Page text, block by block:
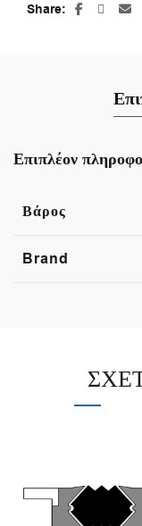
Share
Επιπλέον
Βάρος
Brand